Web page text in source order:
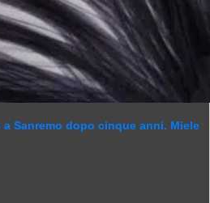
a Sanremo dopo cinque anni. Miele